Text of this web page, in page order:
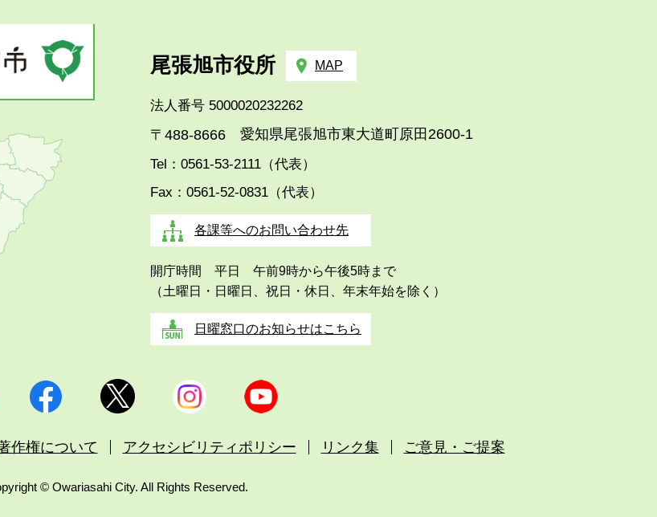
尾張旭市役所 MAP
法人番号 5000020232262
〒488-8666 愛知県尾張旭市東大道町原田2600-1
Tel：0561-53-2111（代表）
Fax：0561-52-0831（代表）
各課等へのお問い合わせ先
開庁時間 平日 午前9時から午後5時まで
（土曜日・日曜日、祝日・休日、年末年始を除く）
日曜窓口のお知らせはこちら
作権について アクセシビリティポリシー リンク集 ご意見・ご提案
© Owariasahi City. All Rights Reserved.